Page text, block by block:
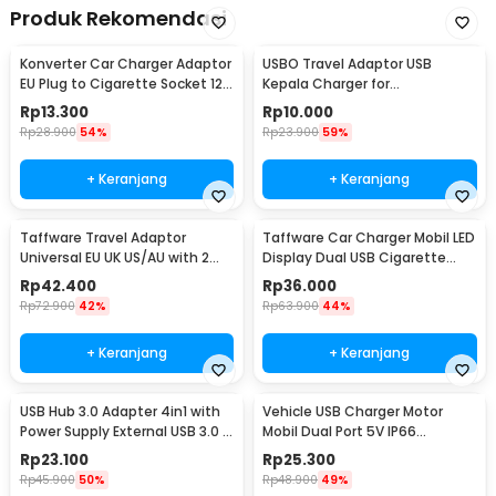
Produk Rekomendasi
Konverter Car Charger Adaptor
EU Plug to Cigarette Socket 12V
500mA - KYA109
Rp13.300
Rp28.900 54%
+ Keranjang
USBO Travel Adaptor USB
Kepala Charger for
Smartphone 5V 2A - U90EWE
Rp10.000
Rp23.900 59%
+ Keranjang
Taffware Travel Adaptor
Universal EU UK US/AU with 2
Port USB A 2.1A - JY-148
Rp42.400
Rp72.900 42%
+ Keranjang
Taffware Car Charger Mobil LED
Display Dual USB Cigarette
Plug 3.1A - EC2
Rp36.000
Rp63.900 44%
+ Keranjang
USB Hub 3.0 Adapter 4in1 with
Power Supply External USB 3.0 4
Port - UH-103U3
Rp23.100
Rp45.900 50%
Vehicle USB Charger Motor
Mobil Dual Port 5V IP66
Splashproof - 42557
Rp25.300
Rp48.900 49%